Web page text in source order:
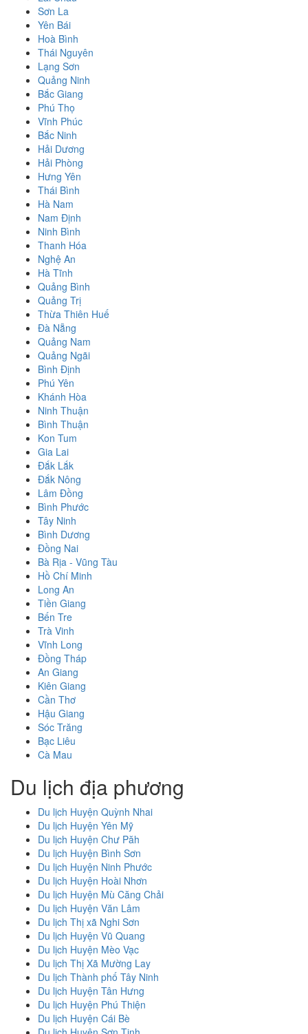
Sơn La
Yên Bái
Hoà Bình
Thái Nguyên
Lạng Sơn
Quảng Ninh
Bắc Giang
Phú Thọ
Vĩnh Phúc
Bắc Ninh
Hải Dương
Hải Phòng
Hưng Yên
Thái Bình
Hà Nam
Nam Định
Ninh Bình
Thanh Hóa
Nghệ An
Hà Tĩnh
Quảng Bình
Quảng Trị
Thừa Thiên Huế
Đà Nẵng
Quảng Nam
Quảng Ngãi
Bình Định
Phú Yên
Khánh Hòa
Ninh Thuận
Bình Thuận
Kon Tum
Gia Lai
Đắk Lắk
Đắk Nông
Lâm Đồng
Bình Phước
Tây Ninh
Bình Dương
Đồng Nai
Bà Rịa - Vũng Tàu
Hồ Chí Minh
Long An
Tiền Giang
Bến Tre
Trà Vinh
Vĩnh Long
Đồng Tháp
An Giang
Kiên Giang
Cần Thơ
Hậu Giang
Sóc Trăng
Bạc Liêu
Cà Mau
Du lịch địa phương
Du lịch Huyện Quỳnh Nhai
Du lịch Huyện Yên Mỹ
Du lịch Huyện Chư Păh
Du lịch Huyện Bình Sơn
Du lịch Huyện Ninh Phước
Du lịch Huyện Hoài Nhơn
Du lịch Huyện Mù Căng Chải
Du lịch Huyện Văn Lâm
Du lịch Thị xã Nghi Sơn
Du lịch Huyện Vũ Quang
Du lịch Huyện Mèo Vạc
Du lịch Thị Xã Mường Lay
Du lịch Thành phố Tây Ninh
Du lịch Huyện Tân Hưng
Du lịch Huyện Phú Thiện
Du lịch Huyện Cái Bè